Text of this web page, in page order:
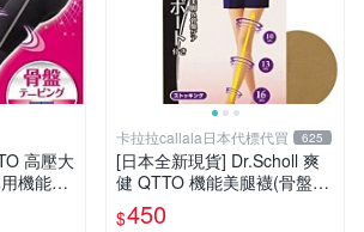
高壓大
機能美
臀褲襪-
卡拉拉callala日本代標代買 625
[日本全新現貨] Dr.Scholl 爽
健 QTTO 機能美腿襪(骨盤加
強型)/M號 日本製
$450